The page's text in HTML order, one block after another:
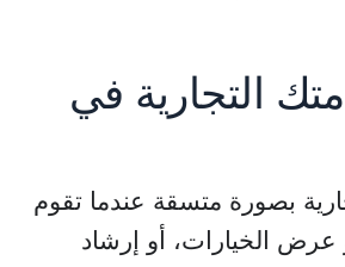
التجارية في
بصورة متسقة عندما تقوم
الخيارات، أو إرشاد